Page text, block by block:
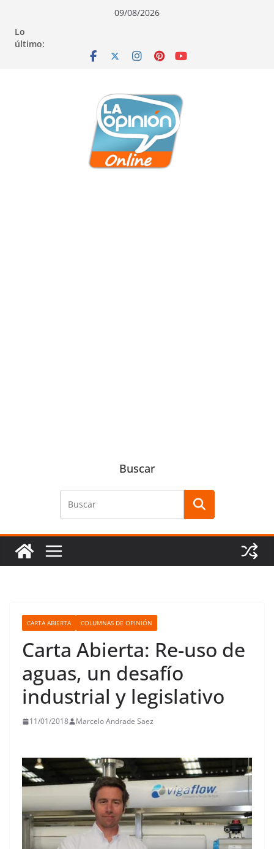
contenido
navegación
contenido
09/08/2026
Lo
último:
Buscar
CARTA ABIERTA COLUMNAS DE OPINIÓN
Carta Abierta: Re-uso de
aguas, un desafío
industrial y legislativo
11/01/2018 Marcelo Andrade Saez